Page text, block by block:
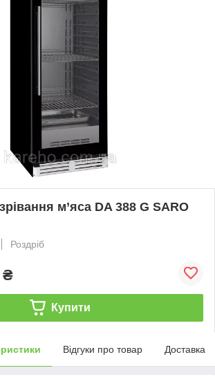
м’яса DA 388 G SARO
Роздріб
₴
Купити
Відгуки про товар Доставка